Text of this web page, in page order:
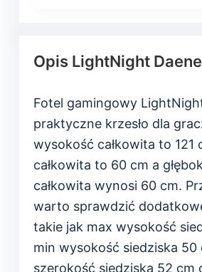
Opis LightNight
Fotel gamingowy
praktyczne krzesło dla
wysokość całkowita to 121
całkowita to 60 cm a
całkowita wynosi 60 cm.
warto sprawdzić
takie jak max wysokość
min wysokość siedziska 50
szerokość siedziska 52 cm